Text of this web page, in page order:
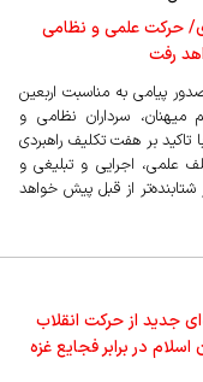
حرکت علمی و نظامی
رفت
پیامی به مناسبت اربعین
سرداران نظامی و
تاکید بر هفت تکلیف راهبردی
علمی، اجرایی و تبلیغی و
از قبل پیش خواهد
جدید از حرکت انقلاب
در برابر فجایع غزه